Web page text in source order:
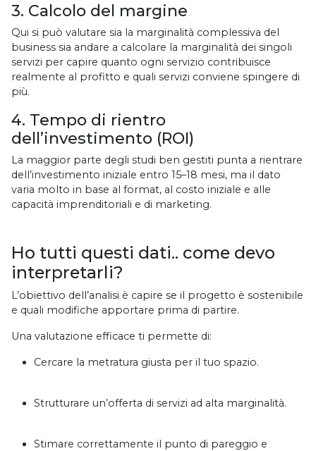
3. Calcolo del margine
Qui si può valutare sia la marginalità complessiva del
business sia andare a calcolare la marginalità dei singoli
servizi per capire quanto ogni servizio contribuisce
realmente al profitto e quali servizi conviene spingere di
più.
4. Tempo di rientro
dell’investimento (ROI)
La maggior parte degli studi ben gestiti punta a rientrare
dell’investimento iniziale entro 15–18 mesi, ma il dato
varia molto in base al format, al costo iniziale e alle
capacità imprenditoriali e di marketing.
Ho tutti questi dati.. come devo
interpretarli?
L’obiettivo dell’analisi è capire se il progetto è sostenibile
e quali modifiche apportare prima di partire.
Una valutazione efficace ti permette di:
Cercare la metratura giusta per il tuo spazio.
Strutturare un’offerta di servizi ad alta marginalità.
Stimare correttamente il punto di pareggio e